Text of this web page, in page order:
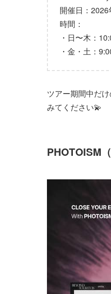
開催日：2026
時間：
・日〜木：
・金・土：
ツアー期間中だ
みてください💫
PHOTOISM